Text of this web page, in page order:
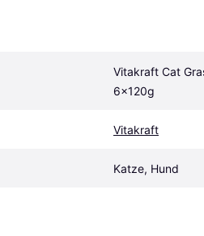
Vitakraft Cat
6x120g
Vitakraft
Katze, Hund